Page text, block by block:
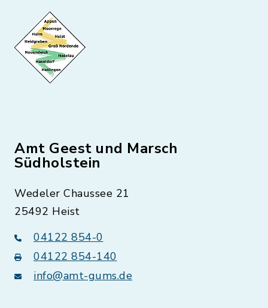
Amt Geest und Marsch
Südholstein
Wedeler Chaussee 21
25492 Heist
04122 854-0
04122 854-140
info@amt-gums.de